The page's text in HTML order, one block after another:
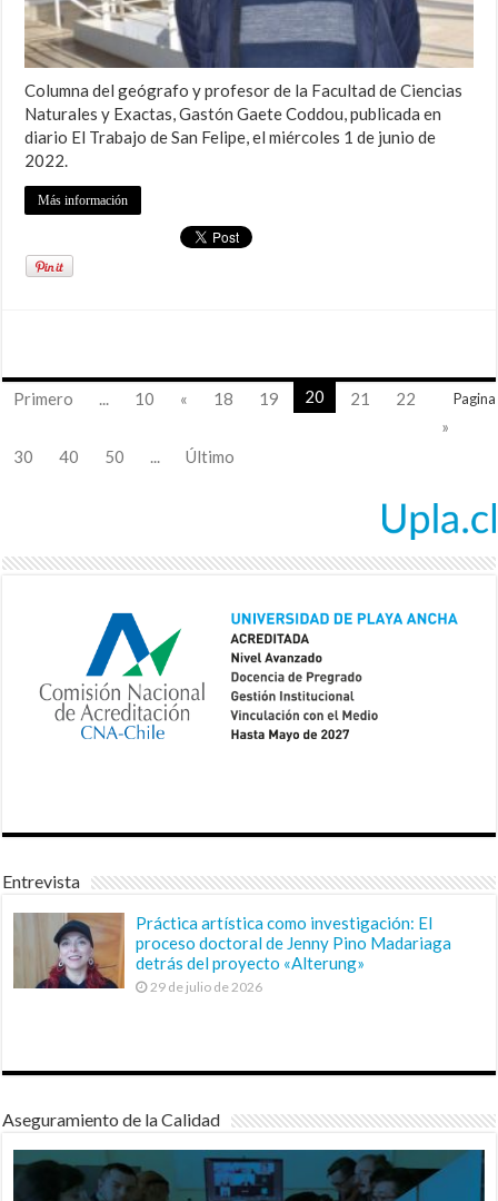
Columna del geógrafo y profesor de la Facultad de Ciencias
Naturales y Exactas, Gastón Gaete Coddou, publicada en
diario El Trabajo de San Felipe, el miércoles 1 de junio de
2022.
Más información
Pagina
Primero ... 10 « 18 19 20 21
22
»
30
40 50 ... Último
Entrevista
Práctica artística como investigación: El
proceso doctoral de Jenny Pino Madariaga
detrás del proyecto «Alterung»
29 de julio de 2026
Aseguramiento de la Calidad